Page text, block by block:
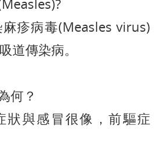
疹病毒(Measles virus)
道傳染病。
何？
狀與感冒很像，前驅症